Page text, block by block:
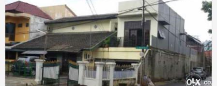
Kos
The
Sofie
Aman
Dan
Nyaman